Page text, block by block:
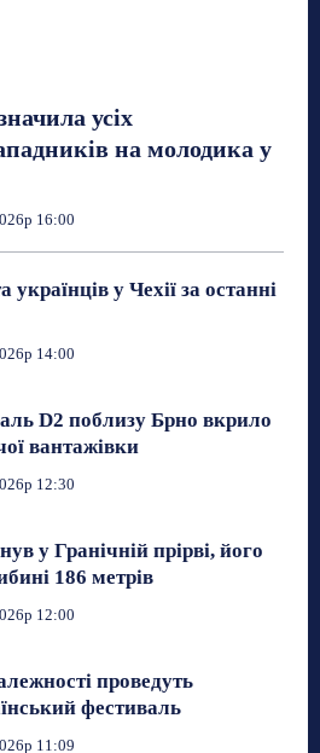
усіх
на молодика у
16:00
у Чехії за останні
14:00
D2 поблизу Брно вкрило
вантажівки
12:30
у Гранічній прірві, його
186 метрів
12:00
проведуть
фестиваль
11:09